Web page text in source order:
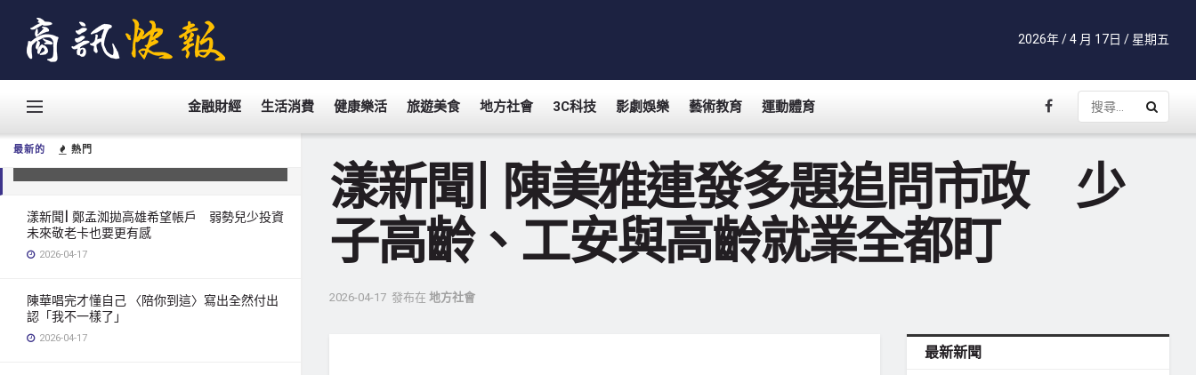
最新的 熱門
漾新聞| 陳美雅連發多題追問市政 少
子高齡、工安與高齡就業全都盯
漾新聞| 鄭孟洳拋高雄希望帳戶 弱勢兒少投資
未來敬老卡也要更有感
2026-04-17
陳華唱完才懂自己 〈陪你到這〉寫出全然付出
認「我不一樣了」
2026-04-17
2026年 / 4 月 17日 / 星期五
金融財經 生活消費 健康樂活 旅遊美食 地方社會 3C科技 影劇娛樂 藝術教育 運動體育
漾新聞| 陳美雅連發多題追問市政 少
子高齡、工安與高齡就業全都盯
2026-04-17 發布在 地方社會
最新新聞